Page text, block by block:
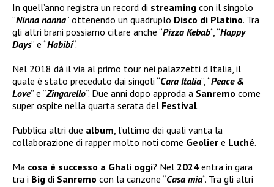
In quell’anno registra un record di streaming con il singolo
“Ninna nanna” ottenendo un quadruplo Disco di Platino. Tra
gli altri brani possiamo citare anche “Pizza Kebab“, “Happy
Days” e “Habibi“.
Nel 2018 dà il via al primo tour nei palazzetti d’Italia, il
quale è stato preceduto dai singoli “Cara Italia“, “Peace &
Love” e “Zingarello“. Due anni dopo approda a Sanremo come
super ospite nella quarta serata del Festival.
Pubblica altri due album , l’ultimo dei quali vanta la
collaborazione di rapper molto noti come Geolier e Luché.
Ma cosa è successo a Ghali oggi? Nel 2024entra in gara
tra i Big di Sanremo con la canzone “Casa mia“. Tra gli altri